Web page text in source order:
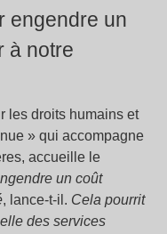
engendre un
à notre
les droits humains et
» qui accompagne
accueille le
un coût
, lance-t-il. Cela pourrit
des services